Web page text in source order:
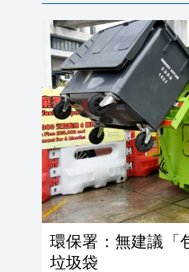
環保署：無建議「
垃圾袋